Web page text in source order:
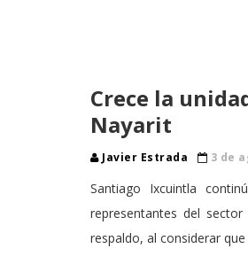
Crece la
Nayarit
Javier Estrada 3 de
Santiago Ixcuintla
representantes del
respaldo, al considerar que